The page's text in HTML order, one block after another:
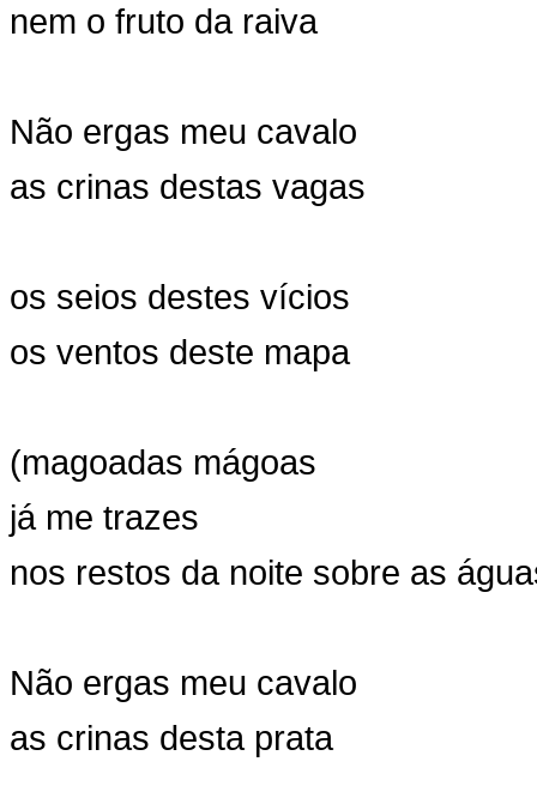
nem o fruto da raiva
Não ergas meu cavalo
as crinas destas vagas
os seios destes vícios
os ventos deste mapa
(magoadas mágoas
já me trazes
nos restos da noite sobre as
Não ergas meu cavalo
as crinas desta prata